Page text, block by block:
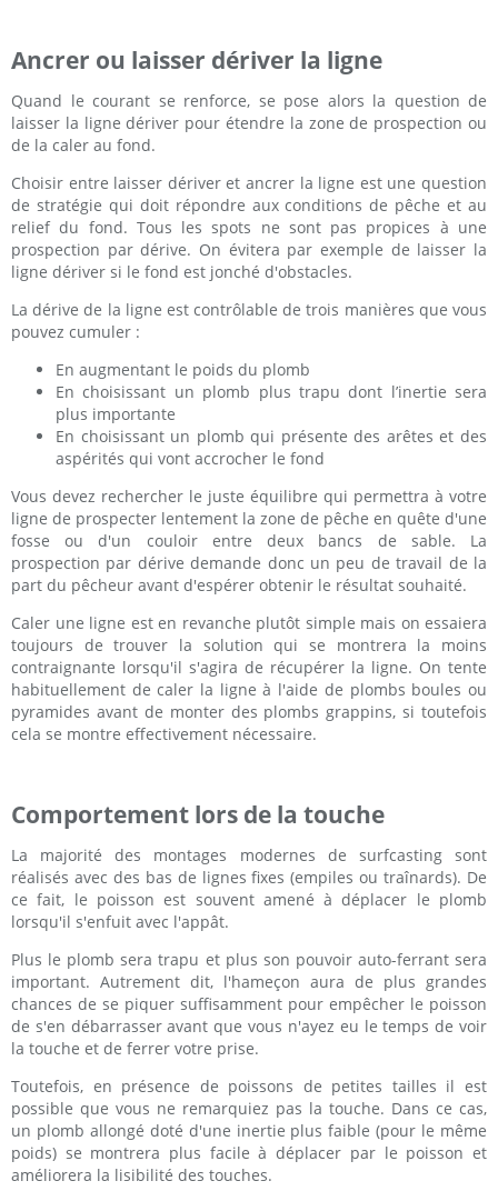
Ancrer ou laisser dériver la ligne
Quand le courant se renforce, se pose alors la question de
laisser la ligne dériver pour étendre la zone de prospection ou
de la caler au fond.
Choisir entre laisser dériver et ancrer la ligne est une question
de stratégie qui doit répondre aux conditions de pêche et au
relief du fond. Tous les spots ne sont pas propices à une
prospection par dérive. On évitera par exemple de laisser la
ligne dériver si le fond est jonché d'obstacles.
La dérive de la ligne est contrôlable de trois manières que vous
pouvez cumuler :
En augmentant le poids du plomb
En choisissant un plomb plus trapu dont l’inertie sera
plus importante
En choisissant un plomb qui présente des arêtes et des
aspérités qui vont accrocher le fond
Vous devez rechercher le juste équilibre qui permettra à votre
ligne de prospecter lentement la zone de pêche en quête d'une
fosse ou d'un couloir entre deux bancs de sable. La
prospection par dérive demande donc un peu de travail de la
part du pêcheur avant d'espérer obtenir le résultat souhaité.
Caler une ligne est en revanche plutôt simple mais on essaiera
toujours de trouver la solution qui se montrera la moins
contraignante lorsqu'il s'agira de récupérer la ligne. On tente
habituellement de caler la ligne à l'aide de plombs boules ou
pyramides avant de monter des plombs grappins, si toutefois
cela se montre effectivement nécessaire.
Comportement lors de la touche
La majorité des montages modernes de surfcasting sont
réalisés avec des bas de lignes fixes (empiles ou traînards). De
ce fait, le poisson est souvent amené à déplacer le plomb
lorsqu'il s'enfuit avec l'appât.
Plus le plomb sera trapu et plus son pouvoir auto-ferrant sera
important. Autrement dit, l'hameçon aura de plus grandes
chances de se piquer suffisamment pour empêcher le poisson
de s'en débarrasser avant que vous n'ayez eu le temps de voir
la touche et de ferrer votre prise.
Toutefois, en présence de poissons de petites tailles il est
possible que vous ne remarquiez pas la touche. Dans ce cas,
un plomb allongé doté d'une inertie plus faible (pour le même
poids) se montrera plus facile à déplacer par le poisson et
améliorera la lisibilité des touches.